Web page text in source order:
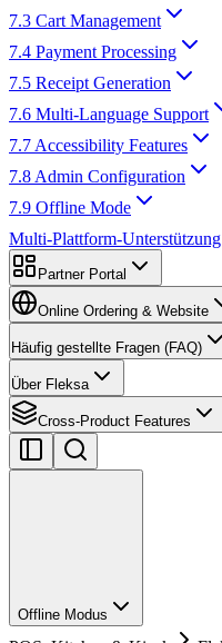
7.3 Cart Management
7.4 Payment Processing
7.5 Receipt Generation
7.6 Multi-Language Support
7.7 Accessibility Features
7.8 Admin Configuration
7.9 Offline Mode
Multi-Plattform-Unterstützung
Partner Portal
Online Ordering & Website
Häufig gestellte Fragen (FAQ)
Über Fleksa
Cross-Product Features
Offline Modus